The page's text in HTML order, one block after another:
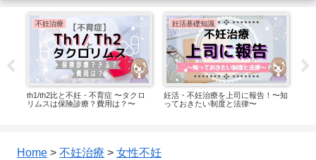
不妊治療
th1/th2比と不妊・不育症 〜タクロ
リムスは保険診療？費用は？〜
妊活基礎知識
妊活・不妊治療を上司に報告！〜知
っておきたい制度と法律〜
Home > 不妊治療 > 女性不妊